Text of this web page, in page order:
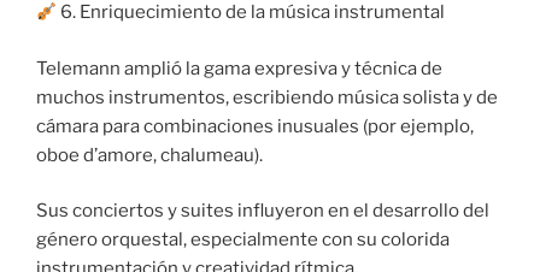
6. Enriquecimiento de la música instrumental
Telemann amplió la gama expresiva y técnica de
muchos instrumentos, escribiendo música solista y de
cámara para combinaciones inusuales (por ejemplo,
oboe d’amore, chalumeau).
Sus conciertos y suites influyeron en el desarrollo del
género orquestal, especialmente con su colorida